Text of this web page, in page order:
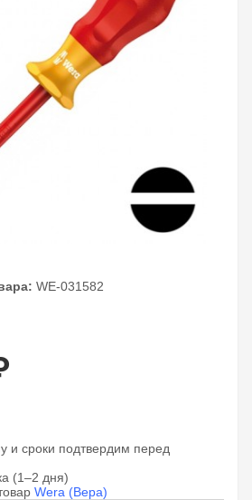
WE-031582
и сроки подтвердим перед
(1–2 дня)
Wera (Вера)